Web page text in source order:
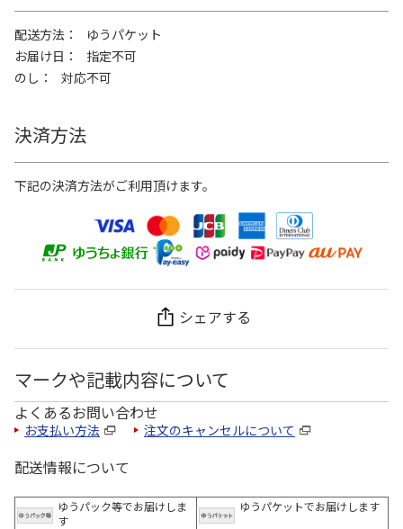
配送方法
ゆうパケット
お届け日
指定不可
のし
対応不可
決済方法
下記の決済方法がご利用頂けます。
シェアする
マークや記載内容について
よくあるお問い合わせ
お支払い方法 注文のキャンセルについて
配送情報について
ゆうパック等でお届けしま
す
ゆうパケットでお届けします